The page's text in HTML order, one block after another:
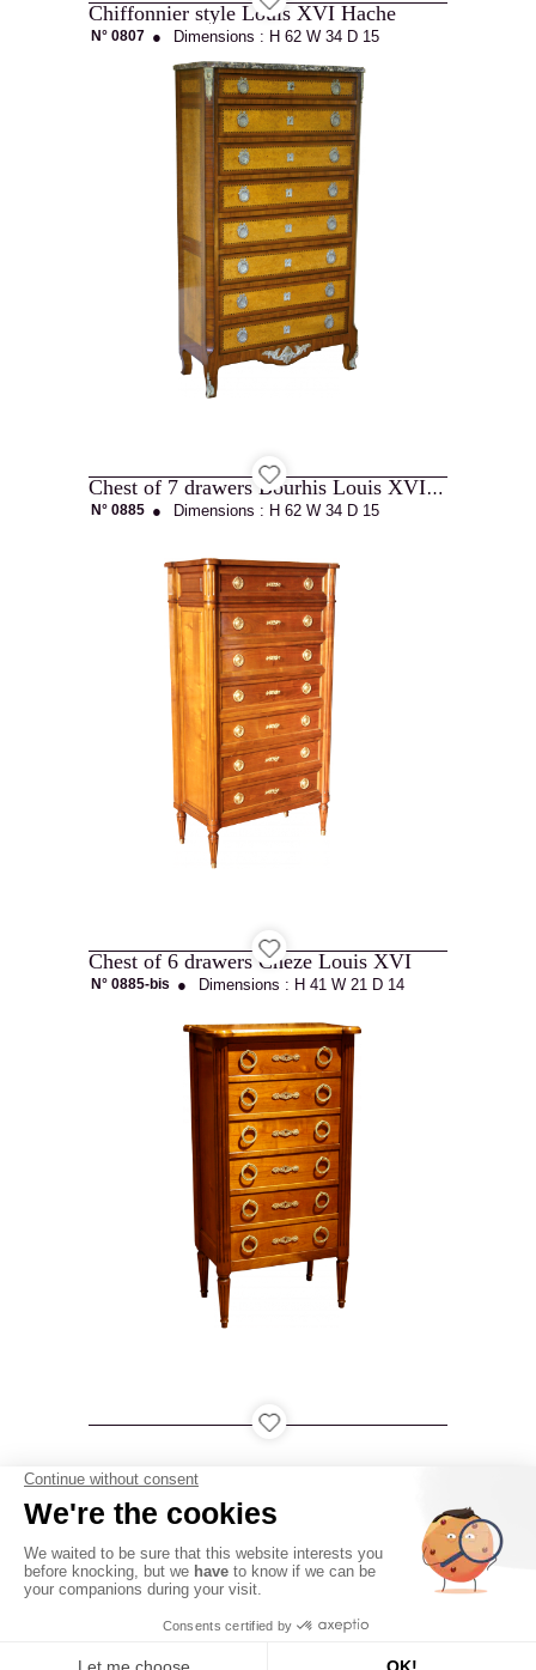
Chiffonnier style Louis XVI Hache
N° 0807 ● Dimensions : H 62 W 34 D 15
Chest of 7 drawers Bourhis Louis XVI style
N° 0885 ● Dimensions : H 62 W 34 D 15
Chest of 6 drawers Cheze Louis XVI
N° 0885-bis ● Dimensions : H 41 W 21 D 14
LOUDÉAC ● PARIS ● QATAR ● USA